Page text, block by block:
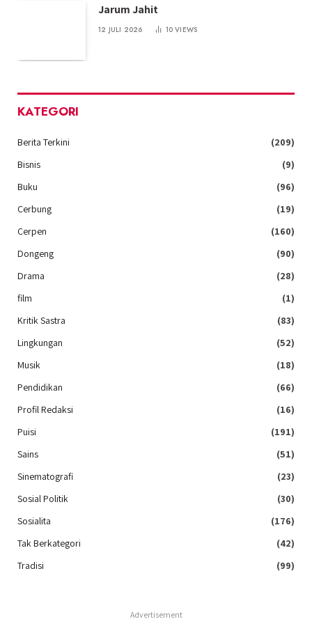
Jarum Jahit
12 JULI 2026 10VIEWS
KATEGORI
Berita Terkini
(209)
Bisnis
(9)
Buku
(96)
Cerbung
(19)
Cerpen
(160)
Dongeng
(90)
Drama
(28)
film
(1)
Kritik Sastra
(83)
Lingkungan
(52)
Musik
(18)
Pendidikan
(66)
Profil Redaksi
(16)
Puisi
(191)
Sains
(51)
Sinematografi
(23)
Sosial Politik
(30)
Sosialita
(176)
Tak Berkategori
(42)
Tradisi
(99)
Advertisement